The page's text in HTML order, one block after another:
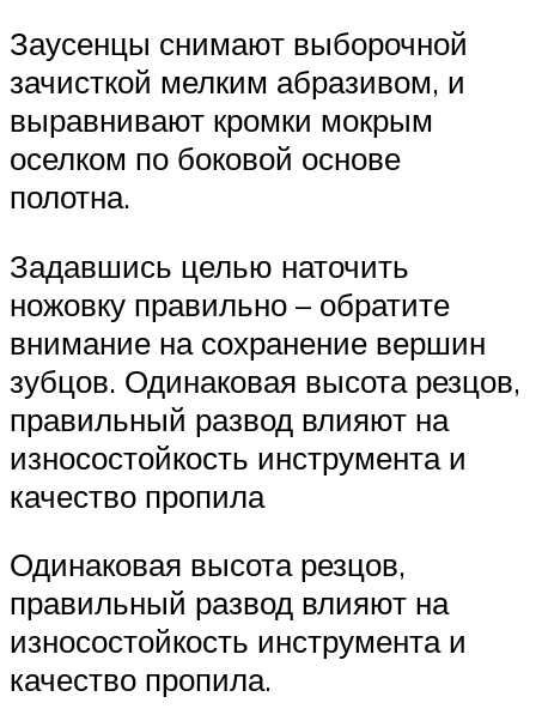
Заусенцы снимают выборочной
зачисткой мелким абразивом, и
выравнивают кромки мокрым
оселком по боковой основе
полотна.
Задавшись целью наточить
ножовку правильно – обратите
внимание на сохранение вершин
зубцов. Одинаковая высота резцов,
правильный развод влияют на
износостойкость инструмента и
качество пропила
Одинаковая высота резцов,
правильный развод влияют на
износостойкость инструмента и
качество пропила.